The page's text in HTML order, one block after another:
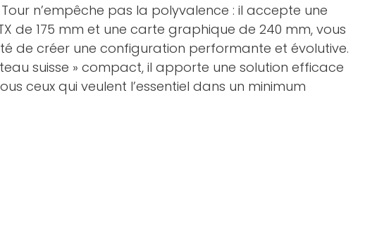
n’empêche pas la polyvalence : il accepte une
de 175 mm et une carte graphique de 240 mm, vous
de créer une configuration performante et évolutive.
suisse » compact, il apporte une solution efficace
ceux qui veulent l’essentiel dans un minimum